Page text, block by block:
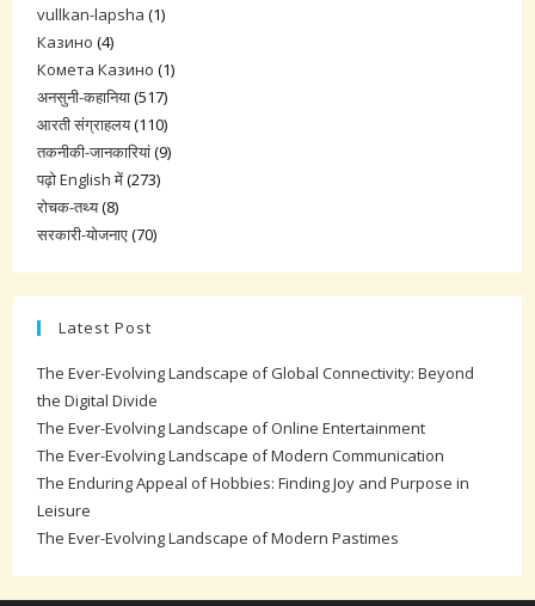
vullkan-lapsha (1)
Казино (4)
Комета Казино (1)
अनसुनी-कहानिया(517)
आरती संग्राहलय(110)
तकनीकी-जानकारियां(9)
पढ़ो English में(273)
रोचक-तथ्य(8)
सरकारी-योजनाए(70)
Latest Post
The Ever-Evolving Landscape of Global Connectivity: Beyond
the Digital Divide
The Ever-Evolving Landscape of Online Entertainment
The Ever-Evolving Landscape of Modern Communication
The Enduring Appeal of Hobbies: Finding Joy and Purpose in
Leisure
The Ever-Evolving Landscape of Modern Pastimes